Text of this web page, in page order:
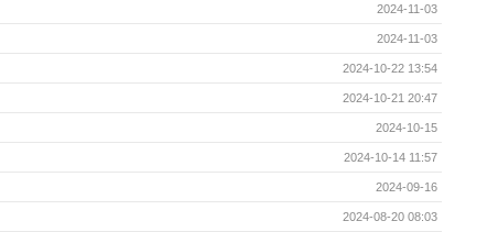
2024-11-03
2024-11-03
2024-10-22 13:54
2024-10-21 20:47
2024-10-15
2024-10-14 11:57
2024-09-16
2024-08-20 08:03